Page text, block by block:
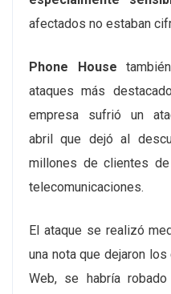
afectados no estaban
Phone House
ataques más
empresa sufrió un
abril que dejó al
millones de clientes
telecomunicaciones.
El ataque se realizó
una nota que dejaron
Web, se habría